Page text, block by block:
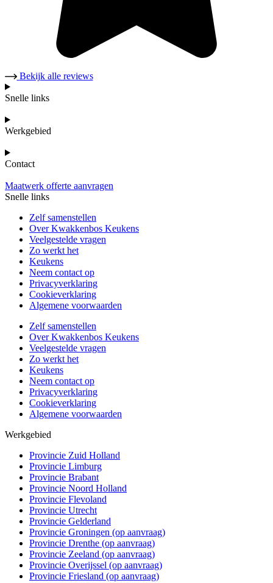
Bekijk alle reviews
Snelle links
Werkgebied
Contact
Maatwerk offerte aanvragen
Snelle links
Zelf samenstellen
Over Kwakkenbos Keukens
Veelgestelde vragen
Zo werkt het
Keukens
Neem contact op
Privacyverklaring
Cookieverklaring
Algemene voorwaarden
Zelf samenstellen
Over Kwakkenbos Keukens
Veelgestelde vragen
Zo werkt het
Keukens
Neem contact op
Privacyverklaring
Cookieverklaring
Algemene voorwaarden
Werkgebied
Provincie Zuid Holland
Provincie Limburg
Provincie Brabant
Provincie Noord Holland
Provincie Flevoland
Provincie Utrecht
Provincie Gelderland
Provincie Groningen (op aanvraag)
Provincie Drenthe (op aanvraag)
Provincie Zeeland (op aanvraag)
Provincie Overijssel (op aanvraag)
Provincie Friesland (op aanvraag)